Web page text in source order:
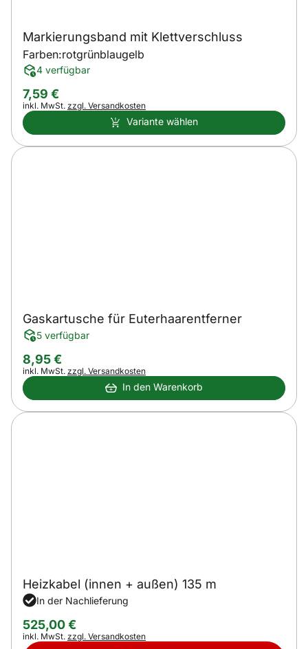
Markierungsband mit Klettverschluss
Farben:rotgrünblaugelb
4 verfügbar
7,59 €
Steuerhinweis:
inkl. MwSt. zzgl. Versandkosten
Variante wählen
Gaskartusche für Euterhaarentferner
5 verfügbar
8,95€
Steuerhinweis:
inkl. MwSt. zzgl. Versandkosten
In den Warenkorb
Heizkabel (innen + außen) 135 m
In der Nachlieferung
525,00€
Steuerhinweis:
inkl. MwSt. zzgl. Versandkosten